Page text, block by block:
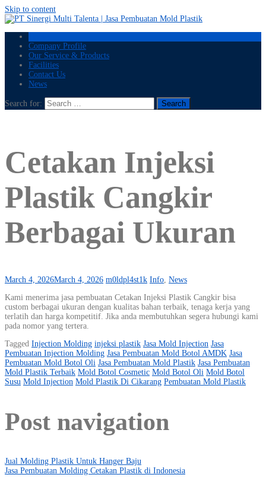
Skip to content
Company Profile
Our Service & Products
Facilities
Contact Us
News
Search for:
Cetakan Injeksi
Plastik Cangkir
Berbagai Ukuran
March 4, 2026March 4, 2026 m0ldpl4st1k Info, News
Kami menerima jasa pembuatan Cetakan Injeksi Plastik Cangkir bisa
custom berbagai ukuran dengan kualitas bahan terbaik, tenaga kerja yang
terlatih dan harga kompetitif. Jika anda membutuhkan segera hubungi kami
pada nomor yang tertera.
Tagged Injection Molding injeksi plastik Jasa Mold Injection Jasa
Pembuatan Injection Molding Jasa Pembuatan Mold Botol AMDK Jasa
Pembuatan Mold Botol Oli Jasa Pembuatan Mold Plastik Jasa Pembuatan
Mold Plastik Terbaik Mold Botol Cosmetic Mold Botol Oli Mold Botol
Susu Mold Injection Mold Plastik Di Cikarang Pembuatan Mold Plastik
Post navigation
Jual Molding Plastik Untuk Hanger Baju
Jasa Pembuatan Molding Cetakan Plastik di Indonesia